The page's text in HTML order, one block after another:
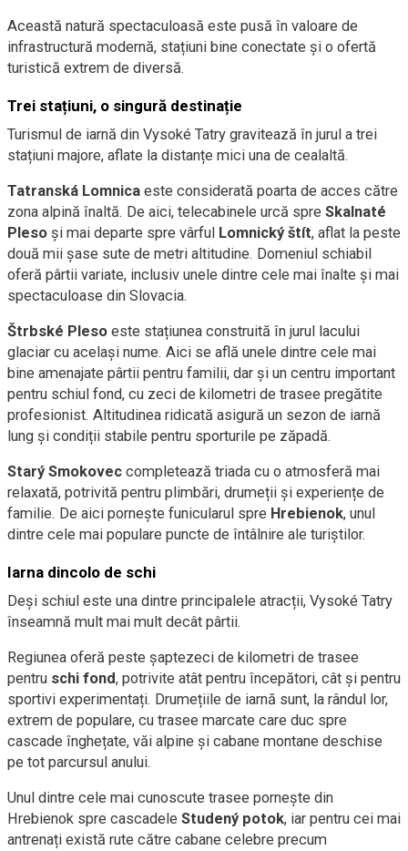
Această natură spectaculoasă este pusă în valoare de
infrastructură modernă, stațiuni bine conectate și o ofertă
turistică extrem de diversă.
Trei stațiuni, o singură destinație
Turismul de iarnă din Vysoké Tatry gravitează în jurul a trei
stațiuni majore, aflate la distanțe mici una de cealaltă.
Tatranská Lomnica este considerată poarta de acces către
zona alpină înaltă. De aici, telecabinele urcă spre Skalnaté
Pleso și mai departe spre vârful Lomnický štít, aflat la peste
două mii șase sute de metri altitudine. Domeniul schiabil
oferă pârtii variate, inclusiv unele dintre cele mai înalte și mai
spectaculoase din Slovacia.
Štrbské Pleso este stațiunea construită în jurul lacului
glaciar cu același nume. Aici se află unele dintre cele mai
bine amenajate pârtii pentru familii, dar și un centru important
pentru schiul fond, cu zeci de kilometri de trasee pregătite
profesionist. Altitudinea ridicată asigură un sezon de iarnă
lung și condiții stabile pentru sporturile pe zăpadă.
Starý Smokovec completează triada cu o atmosferă mai
relaxată, potrivită pentru plimbări, drumeții și experiențe de
familie. De aici pornește funicularul spre Hrebienok, unul
dintre cele mai populare puncte de întâlnire ale turiștilor.
Iarna dincolo de schi
Deși schiul este una dintre principalele atracții, Vysoké Tatry
înseamnă mult mai mult decât pârtii.
Regiunea oferă peste șaptezeci de kilometri de trasee
pentru schi fond, potrivite atât pentru începători, cât și pentru
sportivi experimentați. Drumețiile de iarnă sunt, la rândul lor,
extrem de populare, cu trasee marcate care duc spre
cascade înghețate, văi alpine și cabane montane deschise
pe tot parcursul anului.
Unul dintre cele mai cunoscute trasee pornește din
Hrebienok spre cascadele Studený potok, iar pentru cei mai
antrenați există rute către cabane celebre precum